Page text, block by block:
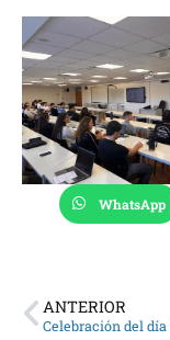
WhatsApp
ANTERIOR